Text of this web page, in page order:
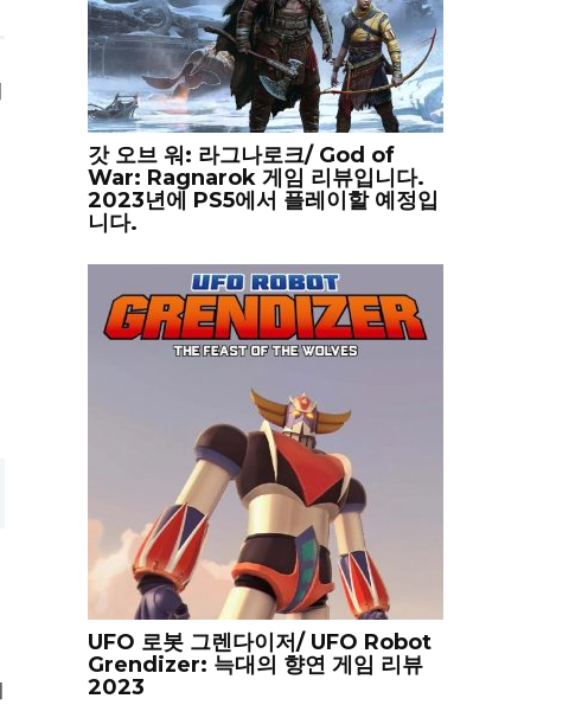
갓 오브 워: 라그나로크/ God of
War: Ragnarok 게임 리뷰입니다.
2023년에 PS5에서 플레이할 예정입
니다.
UFO 로봇 그렌다이저/ UFO Robot
Grendizer: 늑대의 향연 게임 리뷰
2023